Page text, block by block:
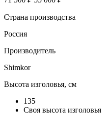
Страна производства
Россия
Производитель
Shimkor
Высота изголовья, см
135
Своя высота изголовья